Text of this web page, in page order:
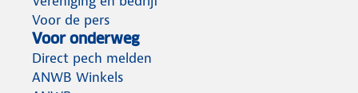
Voor de pers
Voor onderweg
Direct pech melden
ANWB Winkels